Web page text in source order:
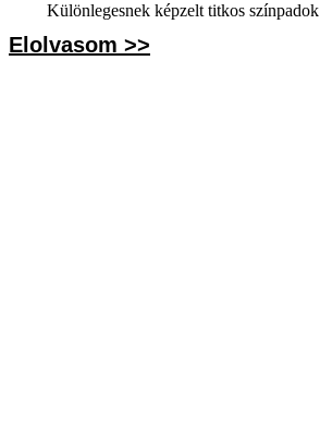
Különlegesnek képzelt titkos színpadok
Elolvasom >>